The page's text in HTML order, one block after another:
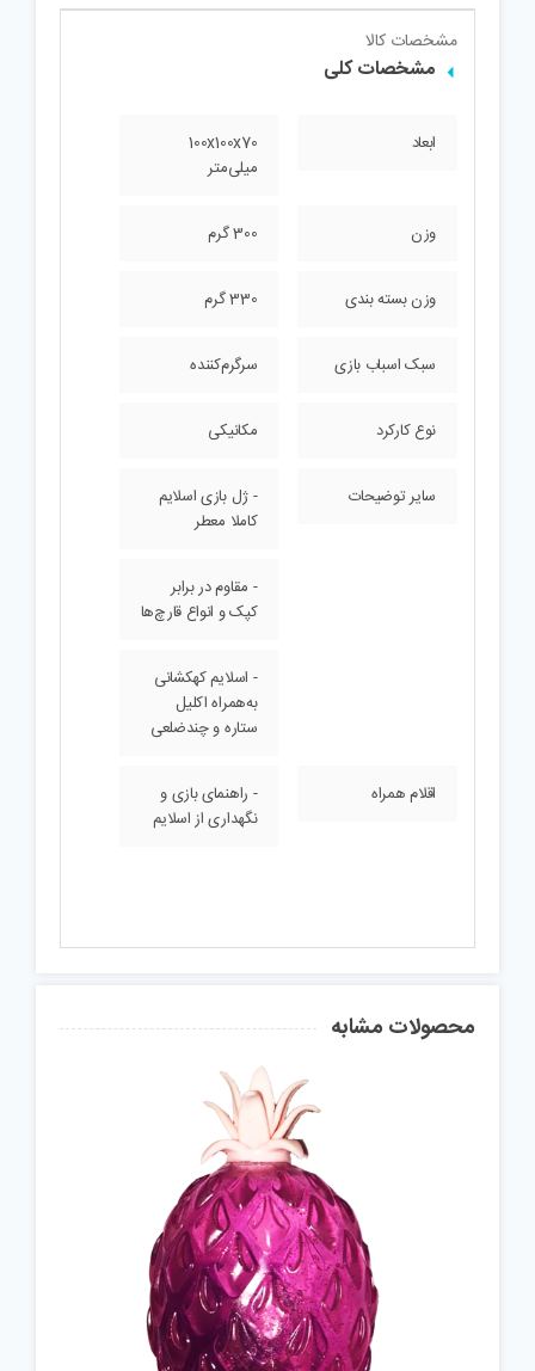
مشخصات کالا
مشخصات کلی
ابعاد
100x100x70
میلی‌متر
وزن 300 گرم
وزن بسته بندی 330 گرم
سبک اسباب بازی سرگرم‌کننده
نوع کارکرد مکانیکی
سایر توضیحات
- ژل بازی اسلایم
کاملا معطر
- مقاوم در برابر
کپک و انواع قارچ‌ها
- اسلایم کهکشانی
به‌همراه اکلیل
ستاره و چندضلعی
اقلام همراه
- راهنمای بازی و
نگهداری از اسلایم
محصولات مشابه